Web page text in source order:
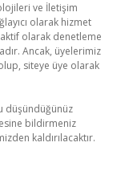
ve İletişim
olarak hizmet
olarak denetleme
Ancak, üyelerimiz
siteye üye olarak
düşündüğünüz
bildirmeniz
kaldırılacaktır.